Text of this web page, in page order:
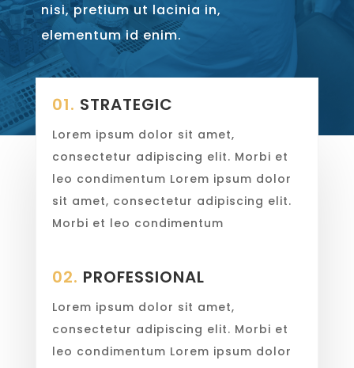
nisi, pretium ut lacinia in,
elementum id enim.
01. STRATEGIC
Lorem ipsum dolor sit amet,
consectetur adipiscing elit. Morbi et
leo condimentum Lorem ipsum dolor
sit amet, consectetur adipiscing elit.
Morbi et leo condimentum
02. PROFESSIONAL
Lorem ipsum dolor sit amet,
consectetur adipiscing elit. Morbi et
leo condimentum Lorem ipsum dolor